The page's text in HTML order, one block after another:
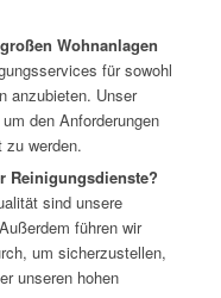
Wohnanlagen
für sowohl
anzubieten. Unser
den Anforderungen
zu werden.
Reinigungsdienste?
sind unsere
führen wir
um sicherzustellen,
unseren hohen